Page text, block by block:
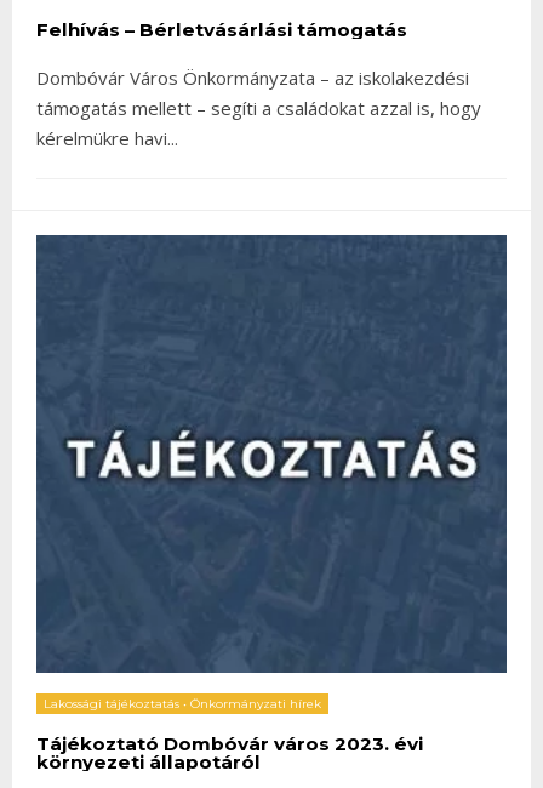
Felhívás – Bérletvásárlási támogatás
Dombóvár Város Önkormányzata – az iskolakezdési
támogatás mellett – segíti a családokat azzal is, hogy
kérelmükre havi...
Lakossági tájékoztatás • Önkormányzati hírek
Tájékoztató Dombóvár város 2023. évi
környezeti állapotáról